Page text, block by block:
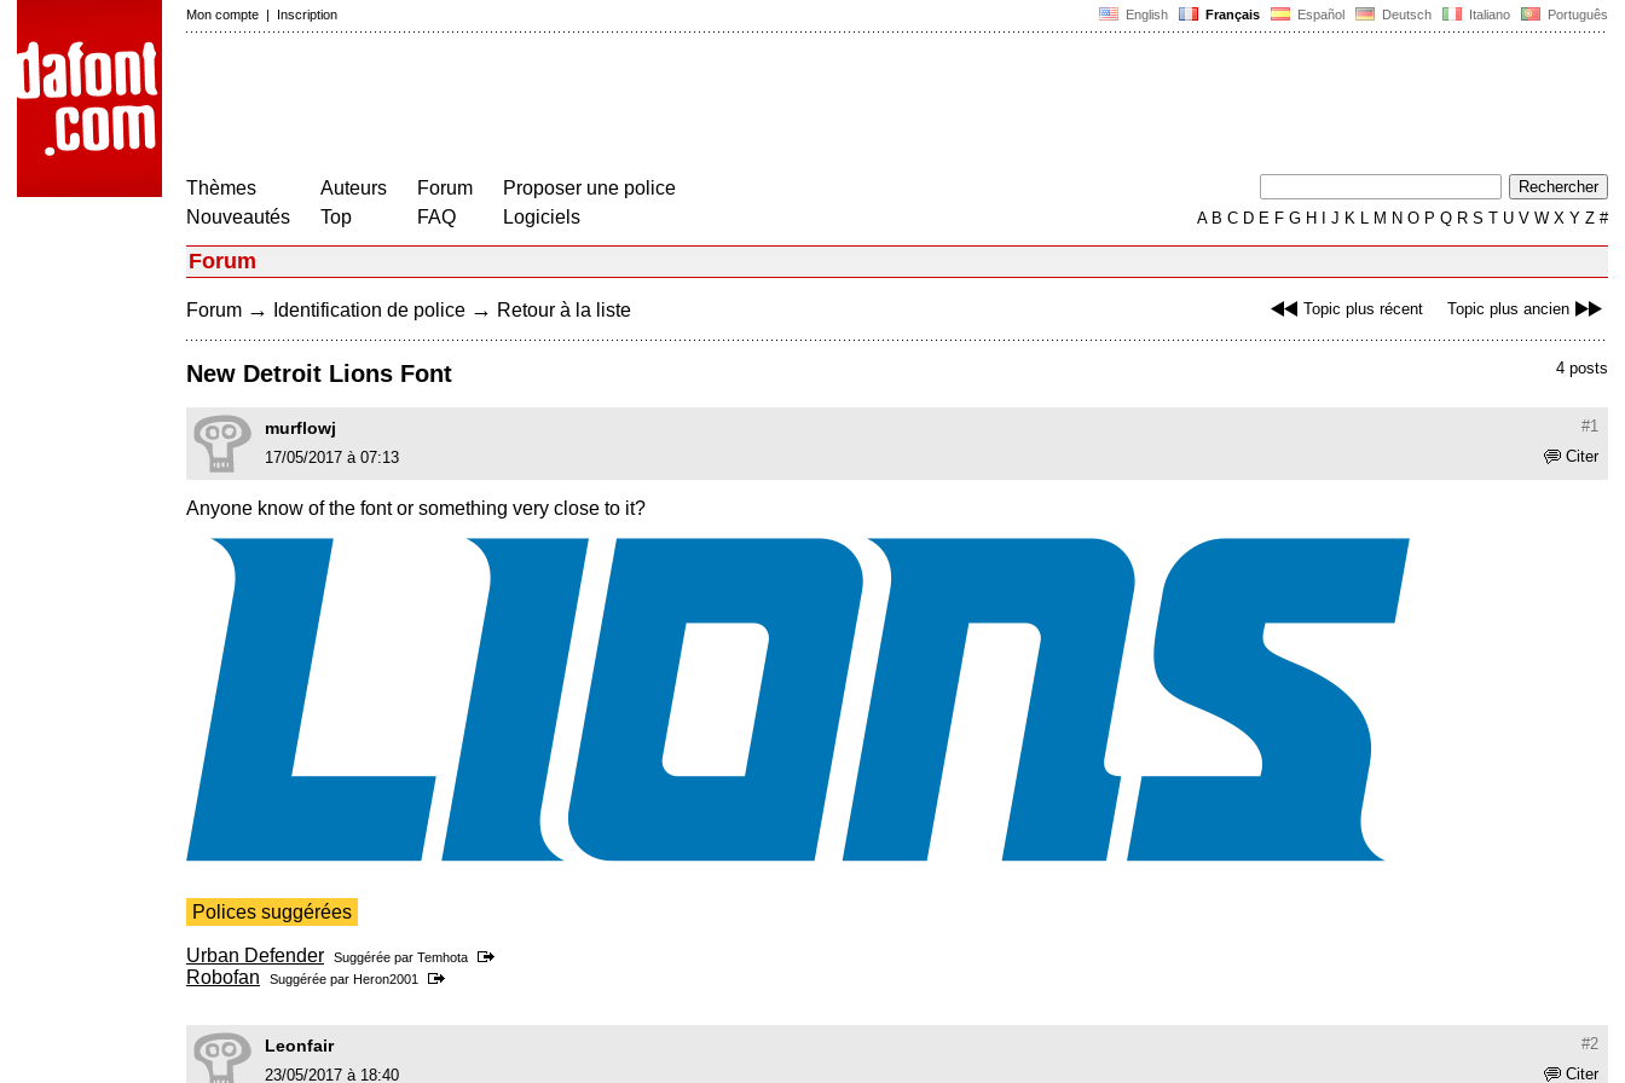
English Français Español Deutsch Italiano Português
Mon compte | Inscription
Thèmes
Nouveautés
Auteurs
Top
Forum
FAQ
Proposer une police
Logiciels
AB C D E F G H J K L M N O P Q R S T U V W X Y Z #
Forum
Topic plus récent Topic plus ancien
Forum → Identification de police → Retour à la liste
4 posts
New Detroit Lions Font
#1
murflowj
Citer
17/05/2017 à 07:13
Anyone know of the font or something very close to it?
Polices suggérées
Urban Defender Suggérée par Temhota
Robofan Suggérée par Heron2001
#2
Leonfair
Citer
23/05/2017 à 18:40